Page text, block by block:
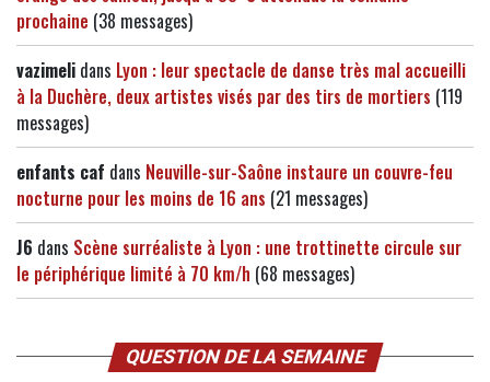
prochaine (38 messages)
vazimeli dans Lyon : leur spectacle de danse très mal accueilli
à la Duchère, deux artistes visés par des tirs de mortiers (119
messages)
enfants caf dans Neuville-sur-Saône instaure un couvre-feu
nocturne pour les moins de 16 ans (21 messages)
J6 dans Scène surréaliste à Lyon : une trottinette circule sur
le périphérique limité à 70 km/h (68 messages)
QUESTION DE LA SEMAINE